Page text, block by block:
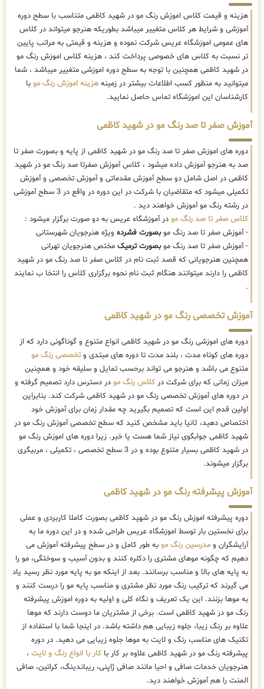
هزینه و قیمت کلاس اموزش رنگ مو در شهید کاظمی متناسب با سطح دوره
آموزشی و شرایط هر کلاس متغییر میباشد بطوریکه هنرجو میتواند در کلاس
های عمومی اموزشگاه عریس شرکت نموده و هزینه و قیمتی به مراتب پایین
تر نسبت به کلاس های خصوصی پرداخت کند ، هزینه کلاس اموزش رنگ مو
در شهید کاظمی همچنین با توجه به سطح دوره اموزشی متغییر میباشد ، شما
میتوانید به منظور کسب اطلاعات بیشتر در زمینه هزینه اموزش رنگ مو با
کارشناسان این اموزشگاه تماس حاصل نمایید.
آموزش صفر تا صد رنگ مو در شهید کاظمی
دوره های اموزش صفر تا صد رنگ مو در شهید کاظمی از پایه و بصورت صفر تا
صد به هنرجو آموزش داده میشود ، کلاس آموزش صفرتا صد رنگ مو در شهید
کاظمی در اصل شامل دو سطح آموزش مقدماتی و آموزش تخصصی و آموزش
تکمیلی میشود که متقاضیان با شرکت در این دوره در واقع در 3 سطح آموزشی
در رشته رنگ مو آموزش خواهند دید .
کلاس صفر تا صد رنگ مو در آموزشگاه عریس به دو صورت برگزار میشود :
- آموزش صفر تا صد رنگ موبصورت فشرده ویژه هنرجویان شهرستانی
- آموزش صفر تا صد رنگ موبصورت ترمیک مختص هنرجویان تهرانی
همچنین هنرجویانی که قصد ثبت نام در کلاس صفر تا صد رنگ مو در شهید
کاظمی را دارند میتوانند هنگام ثبت نام نحوه برگزاری کلاس را انتخا ب نمایند
.
آموزش تخصصی رنگ مو در شهید کاظمی
دوره های اموزشی رنگ مو در شهید کاظمی انواع متنوع و گوناگونی دارد که از
دوره های کوتاه مدت ، بلند مدت تا دوره های مبتدی وتخصصی رنگ مو
متنوع می باشد و هنرجو می تواند برحسب تمایل و سلیقه خود و همچنین
میزان زمانی که برای شرکت در کلاس رنگ مو در دسترس دارد تصمیم گرفته و
در دوره های آموزش تخصصی رنگ مو در شهید کاظمی شرکت کند. بنابراین
اولین قدم این است که تصمیم بگیرید چه مقدار زمان برای آموزش خود
اختصاص دهید، ثانیا باید مشخص کنید که سطح تخصصی آموزش رنگ مو در
شهید کاظمی جوابگوی نیاز شما هست یا خیر. زیرا دوره های اموزش رنگ مو
در شهید کاظمی بسیار متنوع بوده و در 3 سطح تخصصی ، تکمیلی ، مربیگری
برگزار میشوند.
آموزش پیشرفته رنگ مو در شهید کاظمی
دوره پیشرفته اموزش رنگ مو در شهید کاظمی بصورت کاملا کاربردی و عملی
برای نخستین بار توسط اموزشگاه عریس طراحی شده و در این دوره ما به
آرایشگران و مدرسین رنگ مو به طور کامل و در سطح پیشرفته آموزش می
دهیم که چگونه موهای مشتری را دکلره کنند و بدون آسیب و سوختگی، مو را
به پایه های بالا و مناسب برسانند. بعد از اینکه مو به پایه مورد نظر رسید یاد
می گیرند که ترکیب رنگ مورد نظر مشتری و مناسب پایه مو را درست کنند و
به موها بزنند. این یک تعریف و نگاه کلی و اولیه به دوره اموزش پیشرفته
رنگ مو در شهید کاظمی است. برخی از مشتریان ما دوست دارند که موها
علاوه بر رنگ زیبا، جلوه زیبایی هم داشته باشد. در اینجا شما با استفاده از
تکنیک های مناسب رنگ و لایت به موها جلوه زیبایی می دهید. در دوره
پیشرفته رنگ مو در شهید کاظمی علاوه بر کار با کار با انواع رنگ و لایت ،
هنرجویان خدمات صافی و احیا مانند صافی ژاپنی، ریباندینگ، کراتین، صافی
المنت را هم آموزش خواهند دید.